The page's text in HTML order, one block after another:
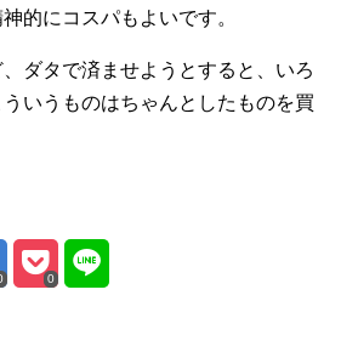
的にコスパもよいです。
ダタで済ませようとすると、いろ
いうものはちゃんとしたものを買
0